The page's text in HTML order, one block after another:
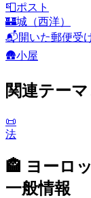
📮ポスト
🏰城（西洋）
📬開いた郵便受
🛖小屋
関連テーマ
📜
法
🏤 ヨーロ
一般情報